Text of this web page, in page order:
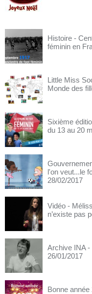
Histoire -
féminin en
Little Miss
Monde des
Sixième
du 13 au 20
l'on veut...le
28/02/2017
Vidéo -
n’existe pas
Archive INA -
26/01/2017
Bonne année